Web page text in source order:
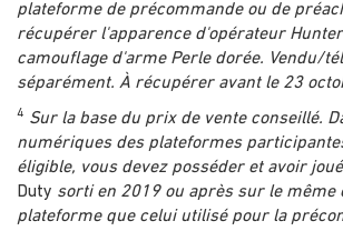
plateforme de précommande ou de
récupérer l'apparence d'opérateur
camouflage d'arme Perle dorée. Vendu/
séparément. À récupérer avant le 23
4 Sur la base du prix de vente conseillé.
numériques des plateformes
éligible, vous devez posséder et avoir
Duty sorti en 2019 ou après sur le même
plateforme que celui utilisé pour la